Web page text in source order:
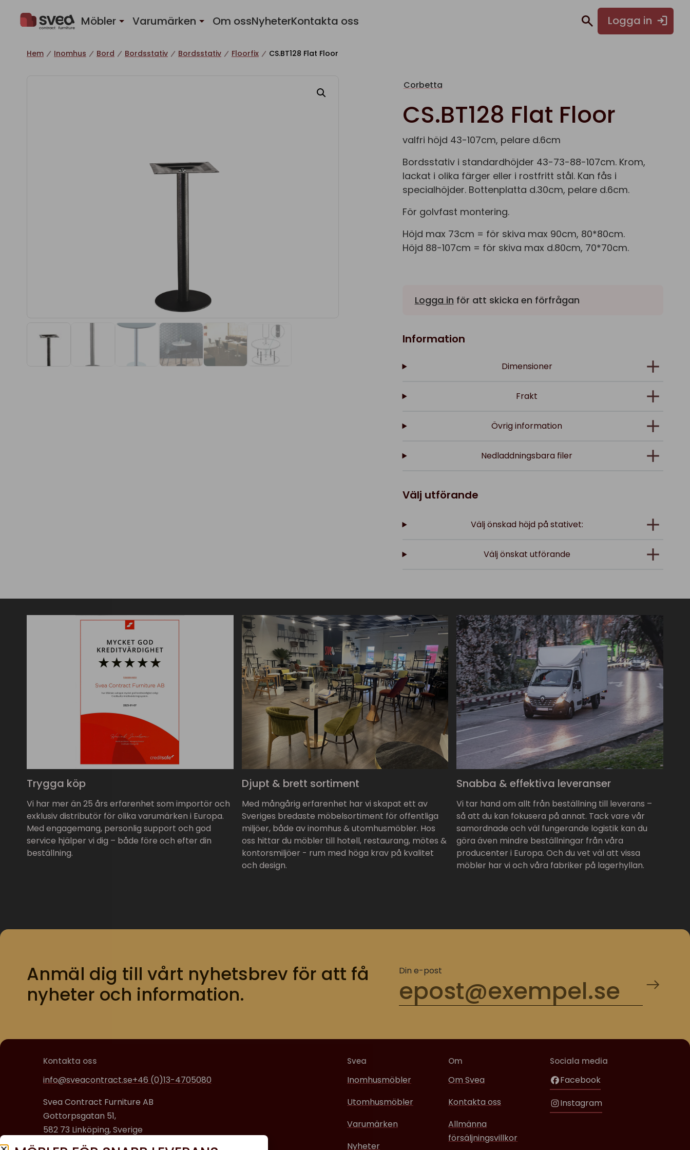
Möbler Varumärken Om ossNyheterKontakta oss Logga in
Hem Inomhus Bord Bordsstativ Bordsstativ Floorfix CS.BT128 Flat Floor
Corbetta
CS.BT128 Flat Floor
valfri höjd 43-107cm, pelare d.6cm
Bordsstativ i standardhöjder 43-73-88-107cm. Krom,
lackat i olika färger eller i rostfritt stål. Kan fås i
specialhöjder. Bottenplatta d.30cm, pelare d.6cm.
För golvfast montering.
Höjd max 73cm = för skiva max 90cm, 80*80cm.
Höjd 88-107cm = för skiva max d.80cm, 70*70cm.
Logga in för att skicka en förfrågan
Information
Dimensioner
Frakt
Övrig information
Nedladdningsbara filer
Välj utförande
Välj önskad höjd på stativet:
Välj önskat utförande
Trygga köp
Vi har mer än 25 års erfarenhet som importör och
exklusiv distributör för olika varumärken i Europa.
Med engagemang, personlig support och god
service hjälper vi dig – både före och efter din
beställning.
Djupt & brett sortiment
Med mångårig erfarenhet har vi skapat ett av
Sveriges bredaste möbelsortiment för offentliga
miljöer, både av inomhus & utomhusmöbler. Hos
oss hittar du möbler till hotell, restaurang, mötes &
kontorsmiljöer - rum med höga krav på kvalitet
och design.
Snabba & effektiva leveranser
Vi tar hand om allt från beställning till leverans –
så att du kan fokusera på annat. Tack vare vår
samordnade och väl fungerande logistik kan du
göra även mindre beställningar från våra
producenter i Europa. Och du vet väl att vissa
möbler har vi och våra fabriker på lagerhyllan.
Anmäl dig till vårt nyhetsbrev för att få
nyheter och information.
Din e-post
Kontakta oss
info@sveacontract.se+46 (0)13-4705080
Svea Contract Furniture AB
Gottorpsgatan 51,
582 73 Linköping, Sverige
Svea
Inomhusmöbler
Utomhusmöbler
Varumärken
Nyheter
Om
Om Svea
Kontakta oss
Allmänna
försäljningsvillkor
Sociala media
Facebook
Instagram